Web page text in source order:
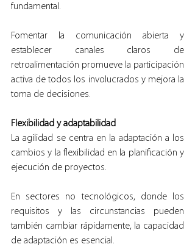
fundamental.
Fomentar la comunicación abierta y
establecer canales claros de
retroalimentación promueve la participación
activa de todos los involucrados y mejora la
toma de decisiones.
Flexibilidad y adaptabilidad
La agilidad se centra en la adaptación a los
cambios y la flexibilidad en la planificación y
ejecución de proyectos.
En sectores no tecnológicos, donde los
requisitos y las circunstancias pueden
también cambiar rápidamente, la capacidad
de adaptación es esencial.